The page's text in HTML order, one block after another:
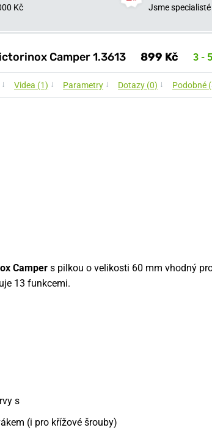
Kč Jsme
Camper 1.3613 899 Kč 3 -
↓ Videa (1) ↓ Parametry ↓ Dotazy (0) ↓ Podobné
Camper s pilkou o velikosti 60 mm vhodný
13 funkcemi.
s
(i pro křížové šrouby)